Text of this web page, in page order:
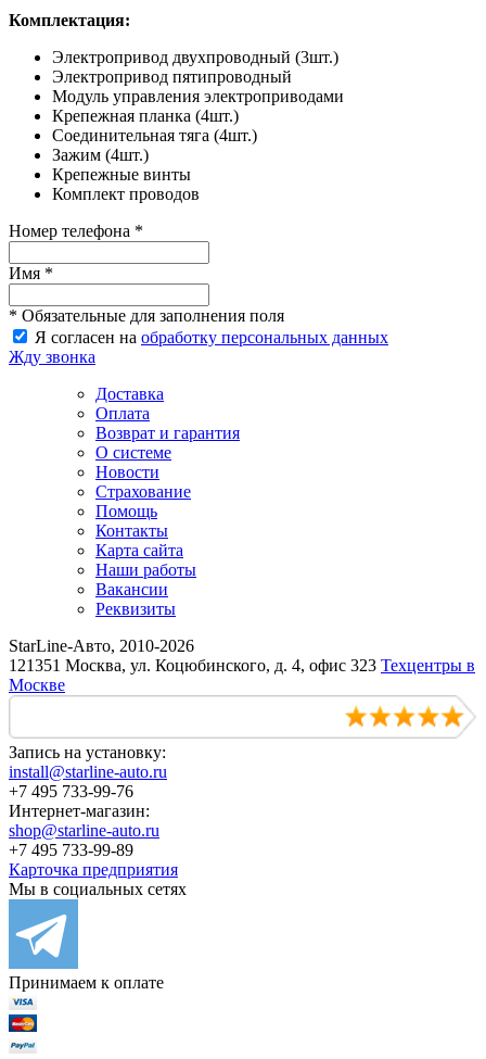
Комплектация:
Электропривод двухпроводный (3шт.)
Электропривод пятипроводный
Модуль управления электроприводами
Крепежная планка (4шт.)
Соединительная тяга (4шт.)
Зажим (4шт.)
Крепежные винты
Комплект проводов
Номер телефона *
Имя *
* Обязательные для заполнения поля
Я согласен на обработку персональных данных
Жду звонка
Доставка
Оплата
Возврат и гарантия
О системе
Новости
Страхование
Помощь
Контакты
Карта сайта
Наши работы
Вакансии
Реквизиты
StarLine-Авто, 2010-2026
121351 Москва, ул. Коцюбинского, д. 4, офис 323 Техцентры в
Москве
Запись на установку:
install@starline-auto.ru
+7 495 733-99-76
Интернет-магазин:
shop@starline-auto.ru
+7 495 733-99-89
Карточка предприятия
Мы в социальных сетях
Принимаем к оплате